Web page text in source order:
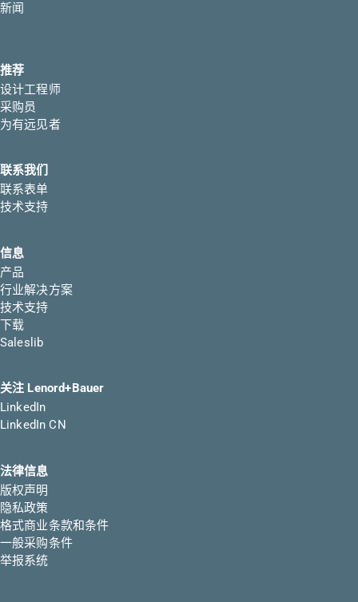
新闻
推荐
设计工程师
采购员
为有远见者
联系我们
联系表单
技术支持
信息
产品
行业解决方案
技术支持
下载
Saleslib
关注 Lenord+Bauer
LinkedIn
LinkedIn CN
法律信息
版权声明
隐私政策
格式商业条款和条件
一般采购条件
举报系统